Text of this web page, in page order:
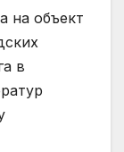
на объект
в